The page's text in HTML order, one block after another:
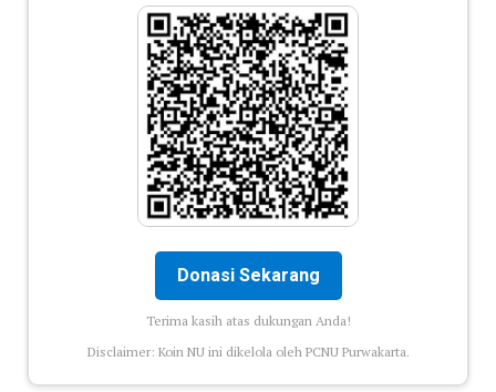
Donasi Sekarang
Terima kasih atas dukungan Anda!
Disclaimer: Koin NU ini dikelola oleh PCNU Purwakarta.